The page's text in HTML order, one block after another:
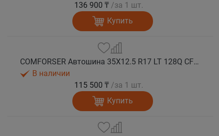
136 900 ₸ /за 1 шт.
Купить
COMFORSER Автошина 35X12.5 R17 LT 128Q CF9000 R/T RWL 12PR лето
В наличии
115 500 ₸ /за 1 шт.
Купить